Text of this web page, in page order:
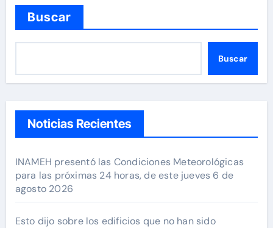
Buscar
Buscar
Noticias Recientes
INAMEH presentó las Condiciones Meteorológicas
para las próximas 24 horas, de este jueves 6 de
agosto 2026
Esto dijo sobre los edificios que no han sido